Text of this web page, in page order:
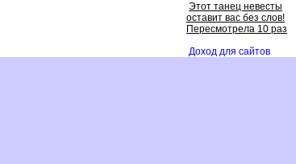
Этот танец невесты
оставит вас без слов!
Пересмотрела 10 раз
Доход для сайто